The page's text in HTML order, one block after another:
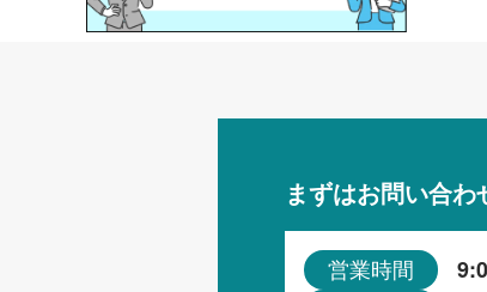
まずはお問い合わ
営業時間